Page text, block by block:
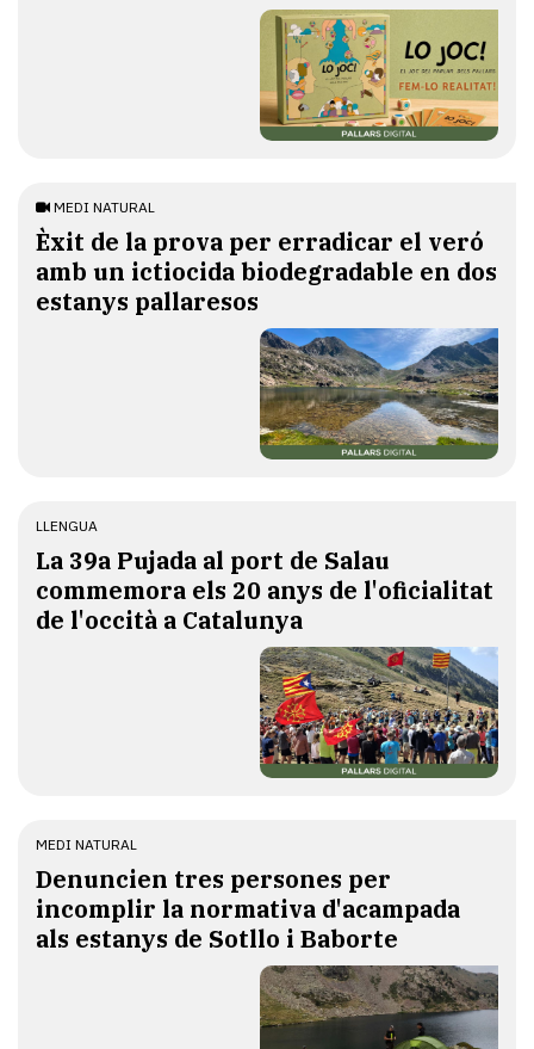
MEDI NATURAL
Èxit de la prova per erradicar el veró
amb un ictiocida biodegradable en dos
estanys pallaresos
LLENGUA
​La 39a Pujada al port de Salau
commemora els 20 anys de l'oficialitat
de l'occità a Catalunya
MEDI NATURAL
Denuncien tres persones per
incomplir la normativa d'acampada
als estanys de Sotllo i Baborte